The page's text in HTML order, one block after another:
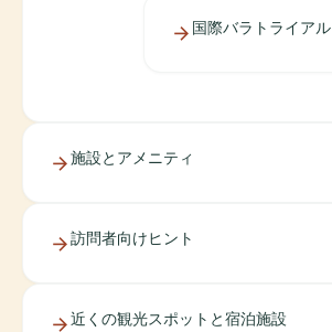
国際バラトライアル
施設とアメニティ
訪問者向けヒント
近くの観光スポットと宿泊施設